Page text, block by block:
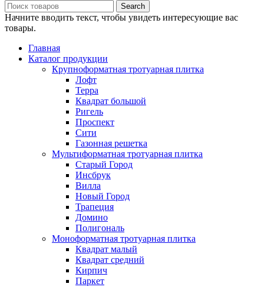
Search
Начните вводить текст, чтобы увидеть интересующие вас
товары.
Главная
Каталог продукции
Крупноформатная тротуарная плитка
Лофт
Терра
Квадрат большой
Ригель
Проспект
Сити
Газонная решетка
Мультиформатная тротуарная плитка
Старый Город
Инсбрук
Вилла
Новый Город
Трапеция
Домино
Полигональ
Моноформатная тротуарная плитка
Квадрат малый
Квадрат средний
Кирпич
Паркет